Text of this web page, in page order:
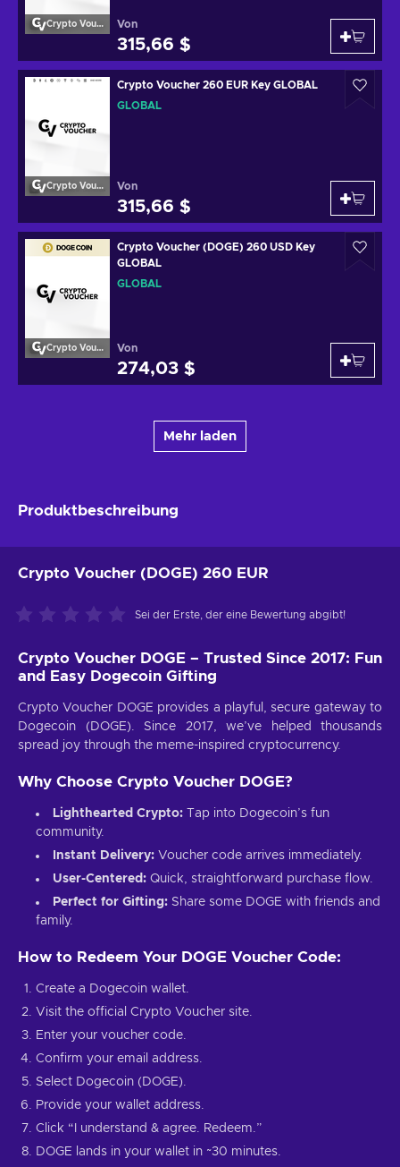
Crypto Voucher Von
315,66 $
Crypto Voucher
Crypto Voucher 260 EUR Key GLOBAL
GLOBAL
Von
315,66 $
Crypto Voucher
Crypto Voucher (DOGE) 260 USD Key
GLOBAL
GLOBAL
Von
274,03 $
Mehr laden
Produktbeschreibung
Crypto Voucher (DOGE) 260 EUR
Sei der Erste, der eine Bewertung abgibt!
Crypto Voucher DOGE – Trusted Since 2017: Fun
and Easy Dogecoin Gifting
Crypto Voucher DOGE provides a playful, secure gateway to
Dogecoin (DOGE). Since 2017, we’ve helped thousands
spread joy through the meme-inspired cryptocurrency.
Why Choose Crypto Voucher DOGE?
Lighthearted Crypto: Tap into Dogecoin’s fun
community.
Instant Delivery: Voucher code arrives immediately.
User-Centered: Quick, straightforward purchase flow.
Perfect for Gifting: Share some DOGE with friends and
family.
How to Redeem Your DOGE Voucher Code:
Create a Dogecoin wallet.
Visit the official Crypto Voucher site.
Enter your voucher code.
Confirm your email address.
Select Dogecoin (DOGE).
Provide your wallet address.
Click “I understand & agree. Redeem.”
DOGE lands in your wallet in ~30 minutes.